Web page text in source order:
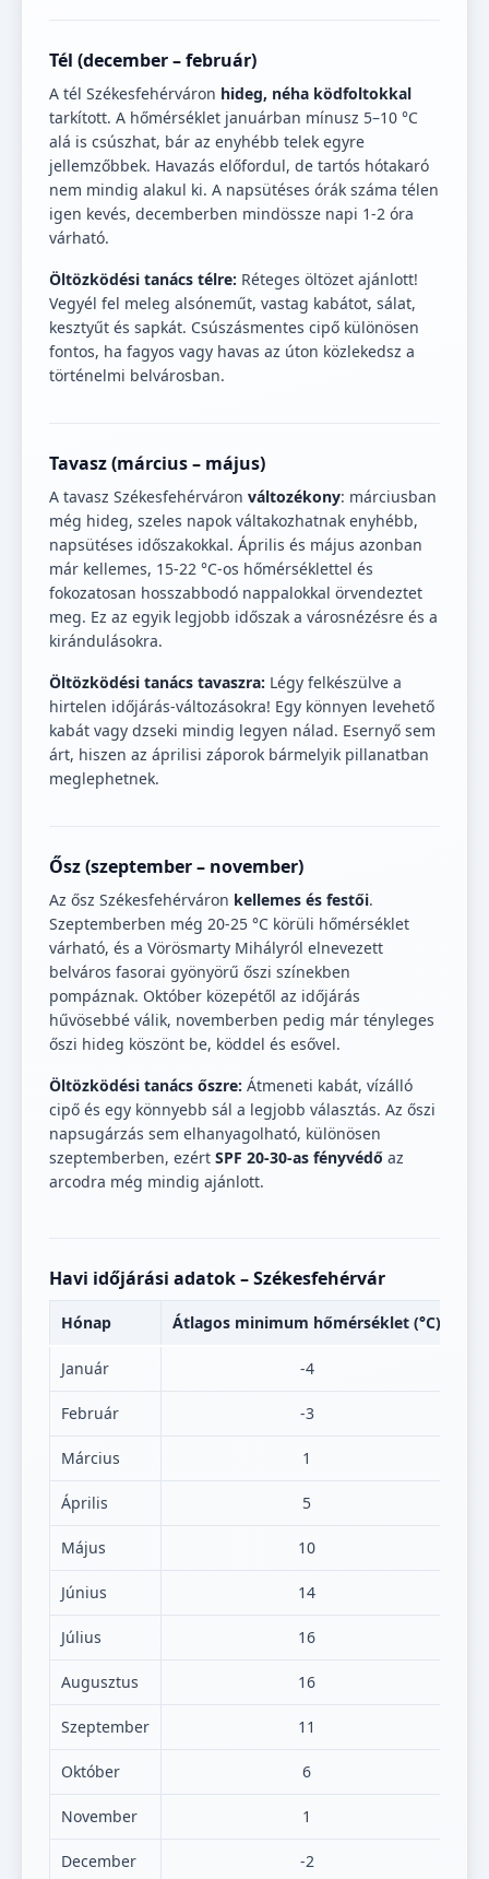
Tél (december – február)
A tél Székesfehérváron hideg, néha ködfoltokkal
tarkított. A hőmérséklet januárban mínusz 5–10 °C
alá is csúszhat, bár az enyhébb telek egyre
jellemzőbbek. Havazás előfordul, de tartós hótakaró
nem mindig alakul ki. A napsütéses órák száma télen
igen kevés, decemberben mindössze napi 1-2 óra
várható.
Öltözködési tanács télre: Réteges öltözet ajánlott!
Vegyél fel meleg alsóneműt, vastag kabátot, sálat,
kesztyűt és sapkát. Csúszásmentes cipő különösen
fontos, ha fagyos vagy havas az úton közlekedsz a
történelmi belvárosban.
Tavasz (március – május)
A tavasz Székesfehérváron változékony: márciusban
még hideg, szeles napok váltakozhatnak enyhébb,
napsütéses időszakokkal. Április és május azonban
már kellemes, 15-22 °C-os hőmérséklettel és
fokozatosan hosszabbodó nappalokkal örvendeztet
meg. Ez az egyik legjobb időszak a városnézésre és a
kirándulásokra.
Öltözködési tanács tavaszra: Légy felkészülve a
hirtelen időjárás-változásokra! Egy könnyen levehető
kabát vagy dzseki mindig legyen nálad. Esernyő sem
árt, hiszen az áprilisi záporok bármelyik pillanatban
meglephetnek.
Ősz (szeptember – november)
Az ősz Székesfehérváron kellemes és festői.
Szeptemberben még 20-25 °C körüli hőmérséklet
várható, és a Vörösmarty Mihályról elnevezett
belváros fasorai gyönyörű őszi színekben
pompáznak. Október közepétől az időjárás
hűvösebbé válik, novemberben pedig már tényleges
őszi hideg köszönt be, köddel és esővel.
Öltözködési tanács őszre: Átmeneti kabát, vízálló
cipő és egy könnyebb sál a legjobb választás. Az őszi
napsugárzás sem elhanyagolható, különösen
szeptemberben, ezért SPF 20-30-as fényvédő az
arcodra még mindig ajánlott.
Havi időjárási adatok – Székesfehérvár
Hónap Átlagos minimum hőmérséklet (°C)
Január -4
Február -3
Március 1
Április 5
Május 10
Június 14
Július 16
Augusztus 16
Szeptember 11
Október 6
November 1
December -2